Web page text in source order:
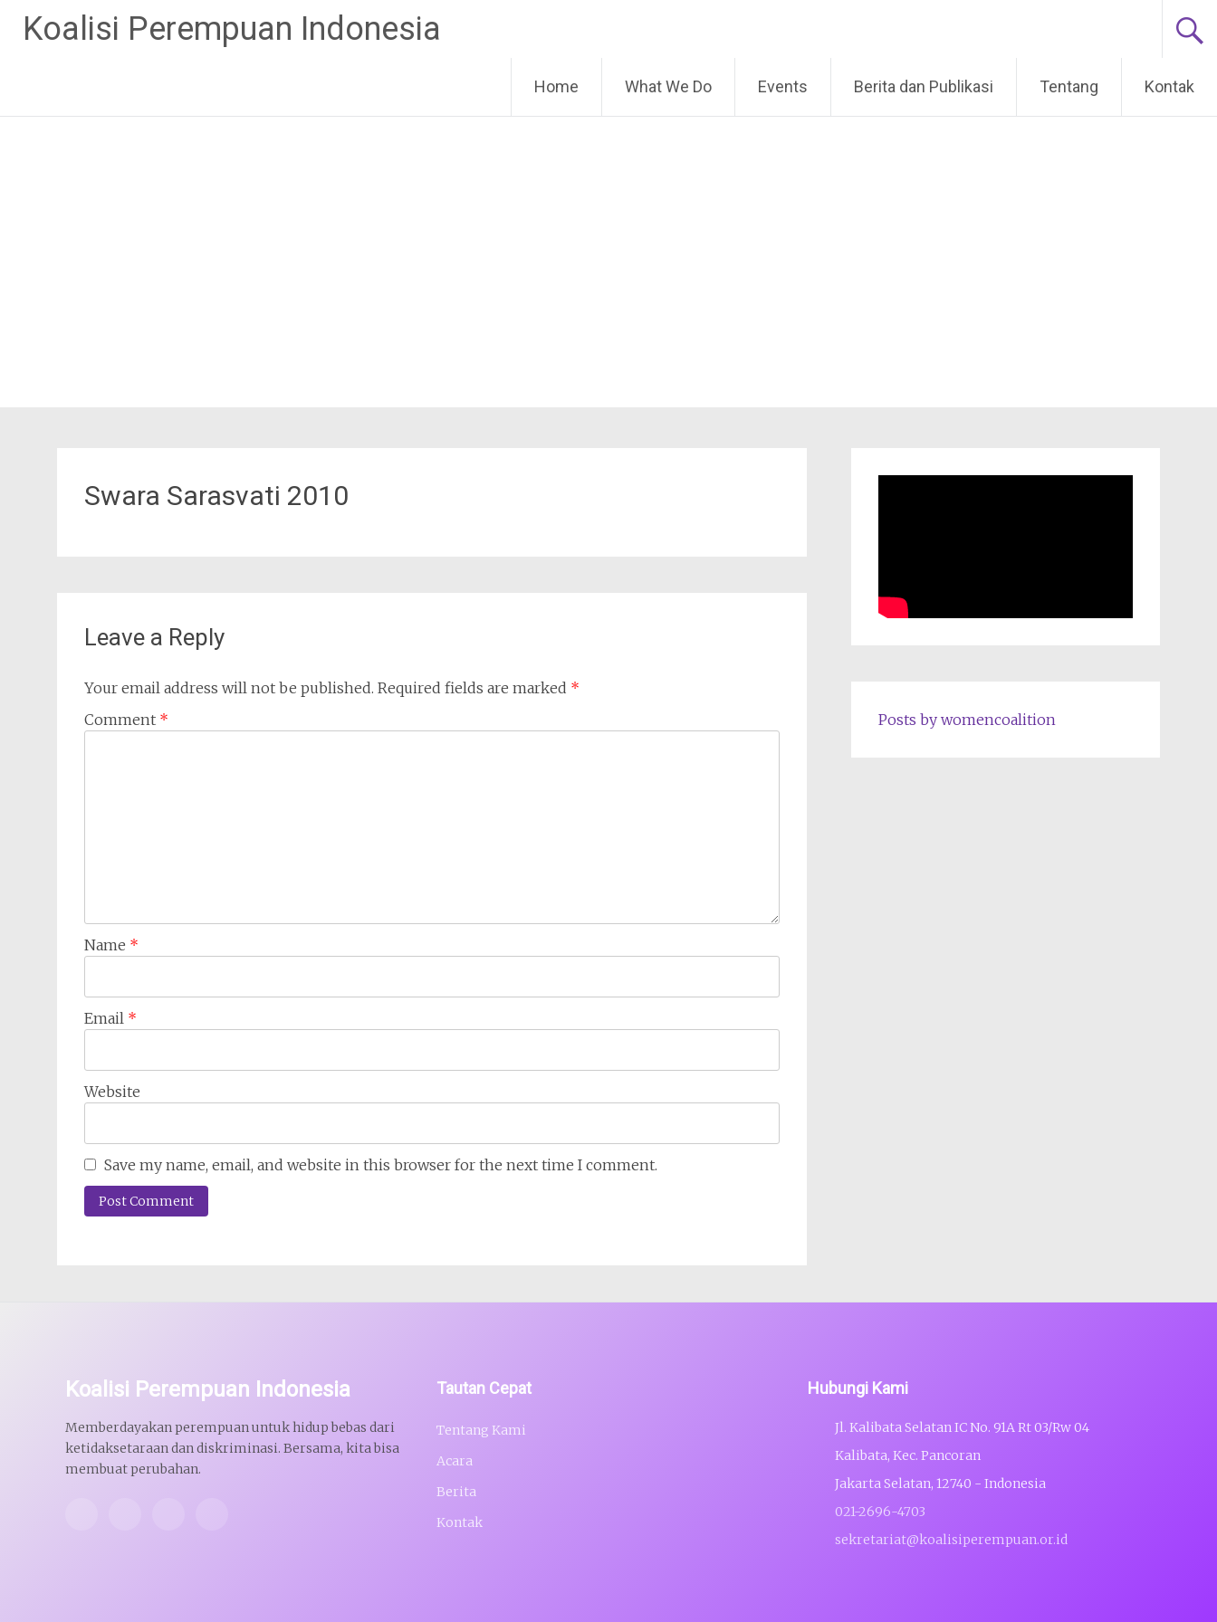
Koalisi Perempuan Indonesia
Home What We Do Events Berita dan Publikasi Tentang Kontak
Swara Sarasvati 2010
Leave a Reply
Your email address will not be published. Required fields are marked *
Comment *
Name *
Email *
Website
Save my name, email, and website in this browser for the next time I comment.
Posts by womencoalition
Koalisi Perempuan Indonesia
Memberdayakan perempuan untuk hidup bebas dari
ketidaksetaraan dan diskriminasi. Bersama, kita bisa
membuat perubahan.
Tautan Cepat
Tentang Kami
Acara
Berita
Kontak
Hubungi Kami
Jl. Kalibata Selatan IC No. 91A Rt 03/Rw 04
Kalibata, Kec. Pancoran
Jakarta Selatan, 12740 - Indonesia
021-2696-4703
sekretariat@koalisiperempuan.or.id